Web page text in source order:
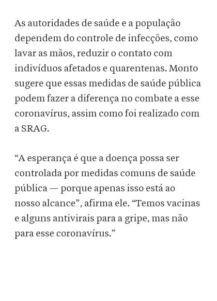
As autoridades de saúde e a população
dependem do controle de infecções, como
lavar as mãos, reduzir o contato com
indivíduos afetados e quarentenas. Monto
sugere que essas medidas de saúde pública
podem fazer a diferença no combate a esse
coronavírus, assim como foi realizado com
a SRAG.
“A esperança é que a doença possa ser
controlada por medidas comuns de saúde
pública — porque apenas isso está ao
nosso alcance”, afirma ele. “Temos vacinas
e alguns antivirais para a gripe, mas não
para esse coronavírus.”